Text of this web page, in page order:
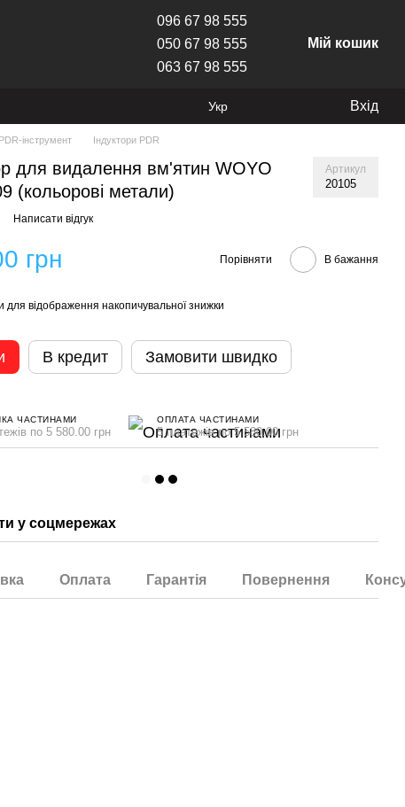
096 67 98 555
050 67 98 555
063 67 98 555
Мій кошик
Укр Вхід
PDR-інструмент Індуктори PDR
для видалення вм'ятин WOYO
(кольорові метали)
Артикул
20105
Написати відгук
грн Порівняти В бажання
для відображення накопичувальної знижки
В кредит Замовити швидко
ЧАСТИНАМИ
по 5 580.00 грн
ОПЛАТА ЧАСТИНАМИ
5 платежів по 5 580.00 грн
у соцмережах
Оплата Гарантія Повернення